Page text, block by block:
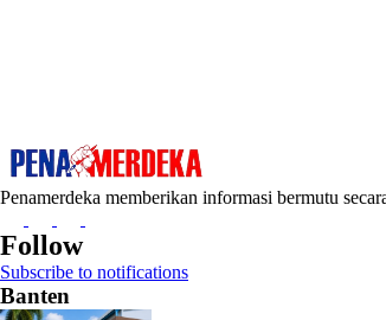
Penamerdeka memberikan informasi bermutu
Follow
Subscribe to notifications
Banten